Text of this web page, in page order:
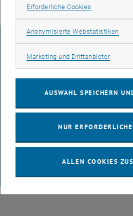
© TU Wien#
Erforderliche Cookies Erforderliche
Anonymisierte Webstatistiken
Marketing und Drittanbieter
AUSWAHL SPEICHERN
NUR
ALLEN COOKIES